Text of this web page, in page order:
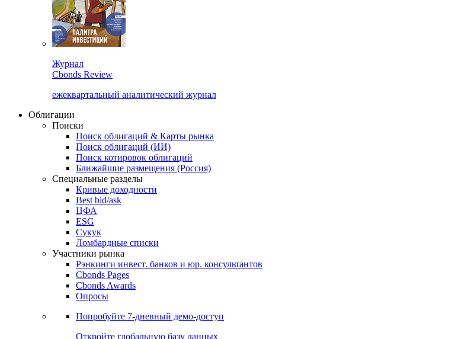
Журнал
Cbonds Review
ежеквартальный аналитический журнал
Облигации
Поиски
Поиск облигаций & Карты рынка
Поиск облигаций (ИИ)
Поиск котировок облигаций
Ближайшие размещения (Россия)
Специальные разделы
Кривые доходности
Best bid/ask
ЦФА
ESG
Сукук
Ломбардные списки
Участники рынка
Рэнкинги инвест. банков и юр. консультантов
Cbonds Pages
Cbonds Awards
Опросы